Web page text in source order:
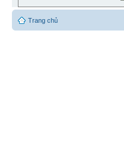
Trang chủ